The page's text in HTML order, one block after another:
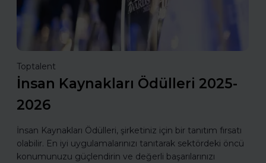
Toptalent
İnsan Kaynakları Ödülleri 2025-
2026
İnsan Kaynakları Ödülleri, şirketiniz için bir tanıtım fırsatı
olabilir. En iyi uygulamalarınızı tanıtarak sektördeki öncü
konumunuzu güçlendirin ve değerli başarılarınızı